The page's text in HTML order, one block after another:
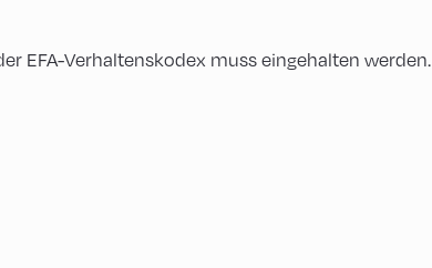
EFA-Verhaltenskodex muss eingehalten werden.